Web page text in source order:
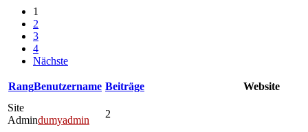
1
2
3
4
Nächste
RangBenutzername Beiträge
Website
Site
Admindumyadmin
2